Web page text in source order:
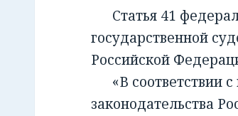
Статья 41
государственной
Российской
«В соответствии
законодательства